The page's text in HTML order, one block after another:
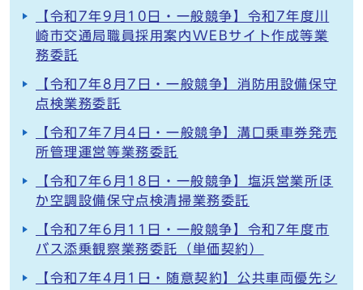
【令和7年9月10日・一般競争】令和7年度川
崎市交通局職員採用案内WEBサイト作成等業
務委託
【令和7年8月7日・一般競争】消防用設備保守
点検業務委託
【令和7年7月4日・一般競争】溝口乗車券発売
所管理運営等業務委託
【令和7年6月18日・一般競争】塩浜営業所ほ
か空調設備保守点検清掃業務委託
【令和7年6月11日・一般競争】令和7年度市
バス添乗観察業務委託（単価契約）
【令和7年4月1日・随意契約】公共車両優先シ